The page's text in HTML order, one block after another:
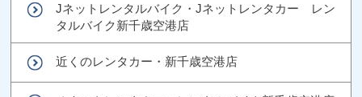
Jネットレンタルバイク・Jネットレンタカー レン
タルバイク新千歳空港店
近くのレンタカー・新千歳空港店